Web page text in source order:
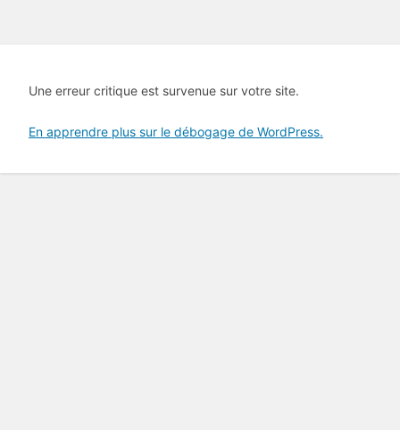
Une erreur critique est survenue sur votre site.
En apprendre plus sur le débogage de WordPress.